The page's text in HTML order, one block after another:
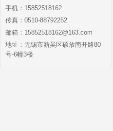
手机：15852518162
传真：0510-88792252
邮箱：15852518162@163.com
地址：无锡市新吴区硕放南开路80
号-6幢3楼